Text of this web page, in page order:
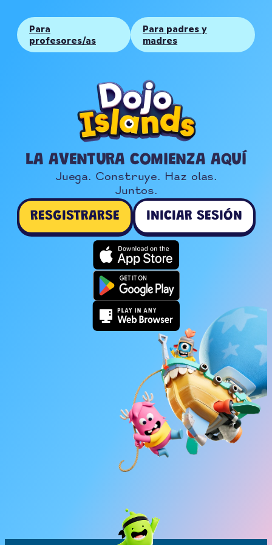
Para
profesores/as
Para padres y
madres
LA AVENTURA COMIENZA AQUÍ
Juega. Construye. Haz olas.
Juntos.
RESGISTRARSE INICIAR SESIÓN